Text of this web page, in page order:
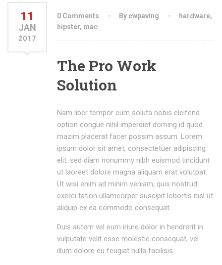
11
JAN
2017
0 Comments By cwpaving hardware,
hipster, mac
The Pro Work
Solution
Nam liber tempor cum soluta nobis eleifend
option congue nihil imperdiet doming id quod
mazim placerat facer possim assum. Lorem
ipsum dolor sit amet, consectetuer adipiscing
elit, sed diam nonummy nibh euismod tincidunt
ut laoreet dolore magna aliquam erat volutpat.
Ut wisi enim ad minim veniam, quis nostrud
exerci tation ullamcorper suscipit lobortis nisl ut
aliquip ex ea commodo consequat.
Duis autem vel eum iriure dolor in hendrerit in
vulputate velit esse molestie consequat, vel
illum dolore eu feugiat nulla facilisis.